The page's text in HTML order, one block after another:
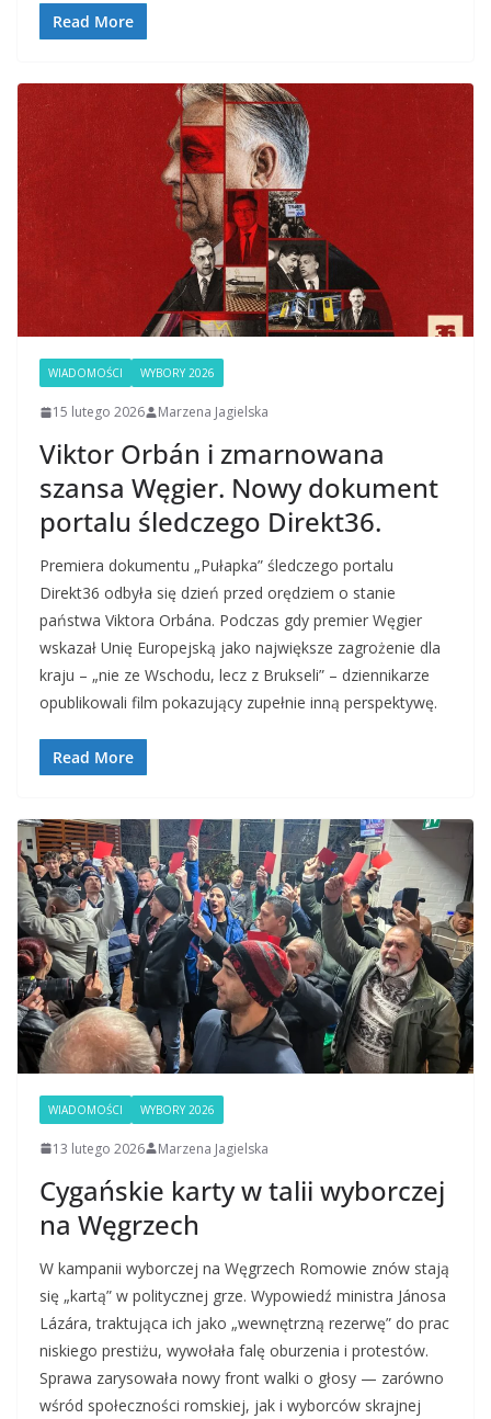
Read More
WIADOMOŚCI WYBORY 2026
15 lutego 2026 Marzena Jagielska
Viktor Orbán i zmarnowana
szansa Węgier. Nowy dokument
portalu śledczego Direkt36.
Premiera dokumentu „Pułapka” śledczego portalu
Direkt36 odbyła się dzień przed orędziem o stanie
państwa Viktora Orbána. Podczas gdy premier Węgier
wskazał Unię Europejską jako największe zagrożenie dla
kraju – „nie ze Wschodu, lecz z Brukseli” – dziennikarze
opublikowali film pokazujący zupełnie inną perspektywę.
Read More
WIADOMOŚCI WYBORY 2026
13 lutego 2026 Marzena Jagielska
Cygańskie karty w talii wyborczej
na Węgrzech
W kampanii wyborczej na Węgrzech Romowie znów stają
się „kartą” w politycznej grze. Wypowiedź ministra Jánosa
Lázára, traktująca ich jako „wewnętrzną rezerwę” do prac
niskiego prestiżu, wywołała falę oburzenia i protestów.
Sprawa zarysowała nowy front walki o głosy — zarówno
wśród społeczności romskiej, jak i wyborców skrajnej